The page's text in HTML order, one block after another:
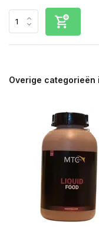
Overige categorieën